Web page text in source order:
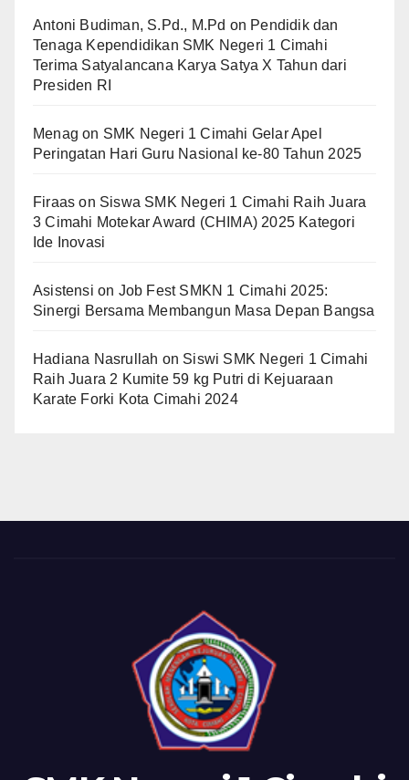
Antoni Budiman, S.Pd., M.Pd on Pendidik dan
Tenaga Kependidikan SMK Negeri 1 Cimahi
Terima Satyalancana Karya Satya X Tahun dari
Presiden RI
Menag on SMK Negeri 1 Cimahi Gelar Apel
Peringatan Hari Guru Nasional ke-80 Tahun 2025
Firaas on Siswa SMK Negeri 1 Cimahi Raih Juara
3 Cimahi Motekar Award (CHIMA) 2025 Kategori
Ide Inovasi
Asistensi on Job Fest SMKN 1 Cimahi 2025:
Sinergi Bersama Membangun Masa Depan Bangsa
Hadiana Nasrullah on Siswi SMK Negeri 1 Cimahi
Raih Juara 2 Kumite 59 kg Putri di Kejuaraan
Karate Forki Kota Cimahi 2024